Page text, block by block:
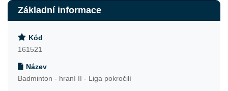
Základní informace
Kód
161521
Název
Badminton - hraní II - Liga pokročilí